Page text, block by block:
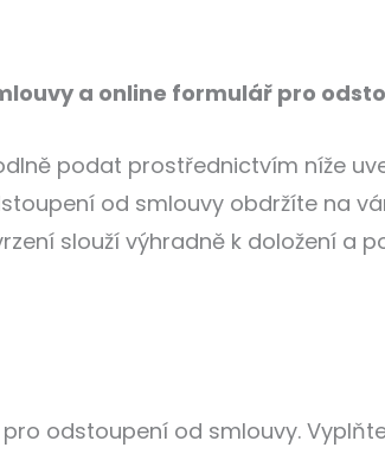
a online formulář pro
podat prostřednictvím níže
od smlouvy obdržíte na
slouží výhradně k doložení a
odstoupení od smlouvy.